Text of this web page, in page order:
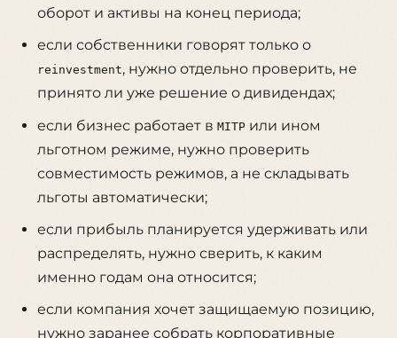
оборот и активы на конец периода;
если собственники говорят только о
reinvestment, нужно отдельно проверить, не
принято ли уже решение о дивидендах;
если бизнес работает в MITPили ином
льготном режиме, нужно проверить
совместимость режимов, а не складывать
льготы автоматически;
если прибыль планируется удерживать или
распределять, нужно сверить, к каким
именно годам она относится;
если компания хочет защищаемую позицию,
нужно заранее собрать корпоративные